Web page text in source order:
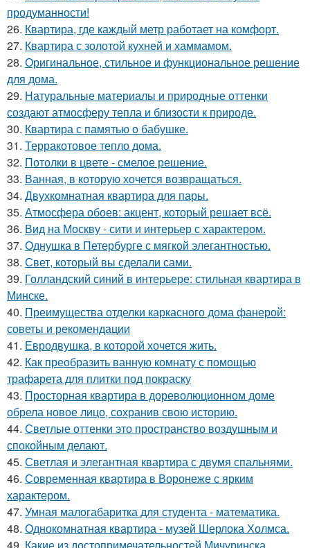
продуманности!
26. Квартира, где каждый метр работает на комфорт.
27. Квартира с золотой кухней и хаммамом.
28. Оригинальное, стильное и функциональное решение
для дома.
29. Натуральные материалы и природные оттенки
создают атмосферу тепла и близости к природе.
30. Квартира с памятью о бабушке.
31. Терракотовое тепло дома.
32. Потолки в цвете - смелое решение.
33. Ванная, в которую хочется возвращаться.
34. Двухкомнатная квартира для пары.
35. Атмосфера обоев: акцент, который решает всё.
36. Вид на Москву - сити и интерьер с характером.
37. Однушка в Петербурге с мягкой элегантностью.
38. Свет, который вы сделали сами.
39. Голландский синий в интерьере: стильная квартира в
Минске.
40. Преимущества отделки каркасного дома фанерой:
советы и рекомендации
41. Евродвушка, в которой хочется жить.
42. Как преобразить ванную комнату с помощью
трафарета для плитки под покраску
43. Просторная квартира в дореволюционном доме
обрела новое лицо, сохранив свою историю.
44. Светлые оттенки это пространство воздушным и
спокойным делают.
45. Светлая и элегантная квартира с двумя спальнями.
46. Современная квартира в Воронеже с ярким
характером.
47. Умная малогабаритка для студента - математика.
48. Однокомнатная квартира - музей Шерлока Холмса.
49. Какие из достопримечательностей Мичуринска